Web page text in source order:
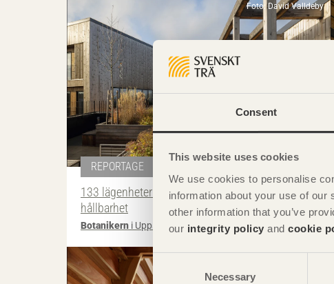
Consent
This website uses cookies
We use cookies to personalise
information about your use of
other information that you’ve
our integrity policy and cookie
Consent
Selection
Necessary
Foto: David Valldeby
REPORTAGE
133 lägenheter med gedigen koppling till
hållbarhet
Botanikern i Uppsala av Axeloth arkitekter
Foto: Takumi Ota